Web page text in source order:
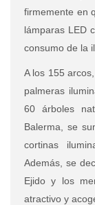
firmemente en
lámparas LED
consumo de la
A los 155
palmeras
60 árboles
Balerma, se
cortinas
Además, se
Ejido y los
atractivo y